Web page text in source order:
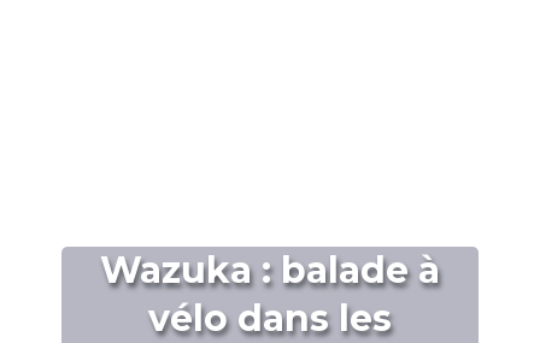
Wazuka : balade à
vélo dans les